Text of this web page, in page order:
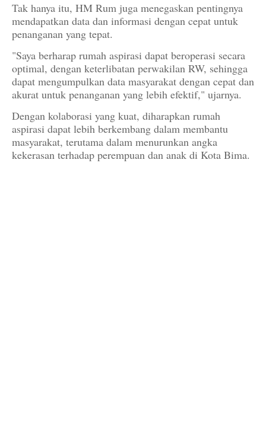
Tak hanya itu, HM Rum juga menegaskan pentingnya
mendapatkan data dan informasi dengan cepat untuk
penanganan yang tepat.
"Saya berharap rumah aspirasi dapat beroperasi secara
optimal, dengan keterlibatan perwakilan RW, sehingga
dapat mengumpulkan data masyarakat dengan cepat dan
akurat untuk penanganan yang lebih efektif," ujarnya.
Dengan kolaborasi yang kuat, diharapkan rumah
aspirasi dapat lebih berkembang dalam membantu
masyarakat, terutama dalam menurunkan angka
kekerasan terhadap perempuan dan anak di Kota Bima.